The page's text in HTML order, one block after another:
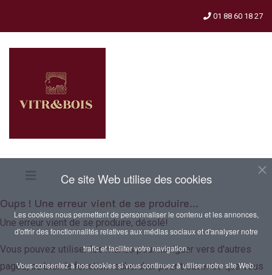
01 88 60 18 27
Oups ! Une erreur vient de se produire...
Une erreur vient de se produire, désolé!
Vous pouvez utiliser les menus pour naviguer vers d'autres
pages, ou bien la fonction rechercher pour trouver ce que vous
Ce site Web utilise des cookies
Les cookies nous permettent de personnaliser le contenu et les annonces,
d'offrir des fonctionnalités relatives aux médias sociaux et d'analyser notre
trafic et faciliter votre navigation.
Vous consentez à nos cookies si vous continuez à utiliser notre site Web.